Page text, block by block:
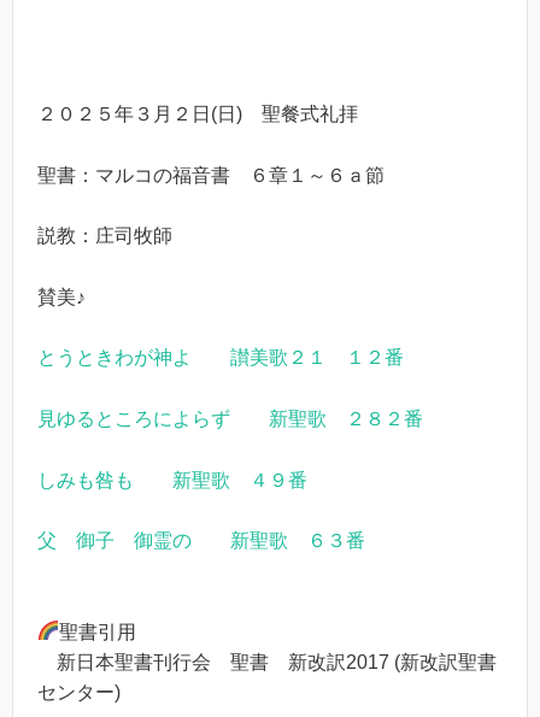
２０２５年３月２日(日) 聖餐式礼拝
聖書：マルコの福音書 ６章１～６ａ節
説教：庄司牧師
賛美♪
とうときわが神よ 讃美歌２１ １２番
見ゆるところによらず 新聖歌 ２８２番
しみも咎も 新聖歌 ４９番
父 御子 御霊の 新聖歌 ６３番
聖書引用
新日本聖書刊行会 聖書 新改訳2017 (新改訳聖書
センター)